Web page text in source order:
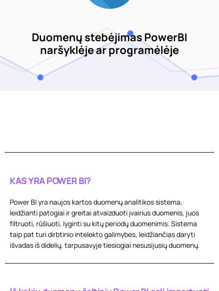
Duomenų stebėjimas PowerBI
naršyklėje ar programėlėje
KAS YRA POWER BI?
Power BI yra naujos kartos duomenų analitikos sistema,
leidžianti patogiai ir greitai atvaizduoti įvairius duomenis, juos
filtruoti, rūšiuoti, lyginti su kitų periodų duomenimis. Sistema
taip pat turi dirbtinio intelekto galimybes, leidžiančias daryti
išvadas iš didelių, tarpusavyje tiesiogiai nesusijusių duomenų.